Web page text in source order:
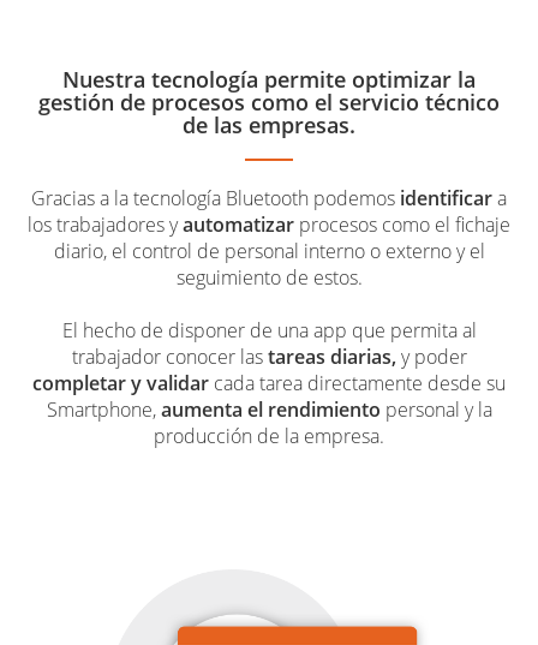
Nuestra tecnología permite optimizar la
gestión de procesos como el servicio técnico
de las empresas.
Gracias a la tecnología Bluetooth podemos identificara
los trabajadores yautomatizar procesos como el fichaje
diario, el control de personal interno o externo y el
seguimiento de estos.
El hecho de disponer de una app que permita al
trabajador conocer lastareas diarias, y poder
completar y validar cada tarea directamente desde su
Smartphone,aumenta el rendimiento personal y la
producción de la empresa.